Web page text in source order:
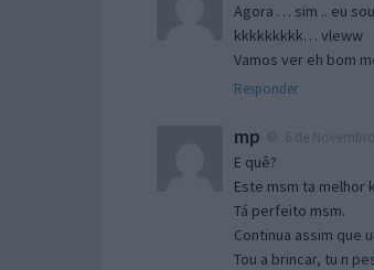
Agora … sim .. eu
kkkkkkkkk… vleww
Vamos ver eh bom
Responder
mp
E quê?
Este msm ta melhor
Tá perfeito msm.
Continua assim que
Tou a brincar, tu n